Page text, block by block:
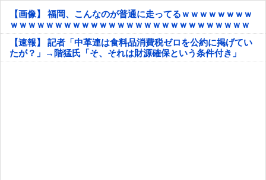
【画像】 福岡、こんなのが普通に走ってるｗｗｗｗｗｗｗｗ
ｗｗｗｗｗｗｗｗｗｗｗｗｗｗｗｗｗｗｗｗｗｗｗｗｗｗｗ
ｗｗｗｗｗ
【速報】 記者「中革連は食料品消費税ゼロを公約に掲げてい
たが？」→階猛氏「そ、それは財源確保という条件付き」